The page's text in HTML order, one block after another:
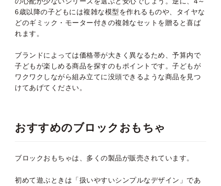
6歳以降の子どもには複雑な模型を作れるものや、タイヤな
どのギミック・モーター付きの複雑なセットを贈ると喜ば
れます。
ブランドによっては価格帯が大きく異なるため、予算内で
子どもが楽しめる商品を探すのもポイントです。子どもが
ワクワクしながら組み立てに没頭できるような商品を見つ
けてあげてください。
おすすめのブロックおもちゃ
ブロックおもちゃは、多くの製品が販売されています。
初めて遊ぶときは「扱いやすいシンプルなデザイン」であ